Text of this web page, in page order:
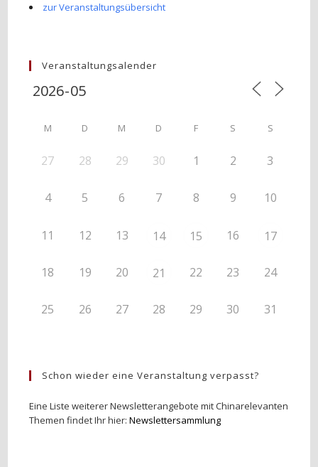
zur Veranstaltungsübersicht
Veranstaltungsalender
M D M D F S S
27 28 29 30 1 2 3
4 5 6 7 8 9 10
11 12 13 14 15 16 17
18 19 20 21 22 23 24
25 26 27 28 29 30 31
Schon wieder eine Veranstaltung verpasst?
Eine Liste weiterer Newsletterangebote mit Chinarelevanten
Themen findet Ihr hier:Newslettersammlung